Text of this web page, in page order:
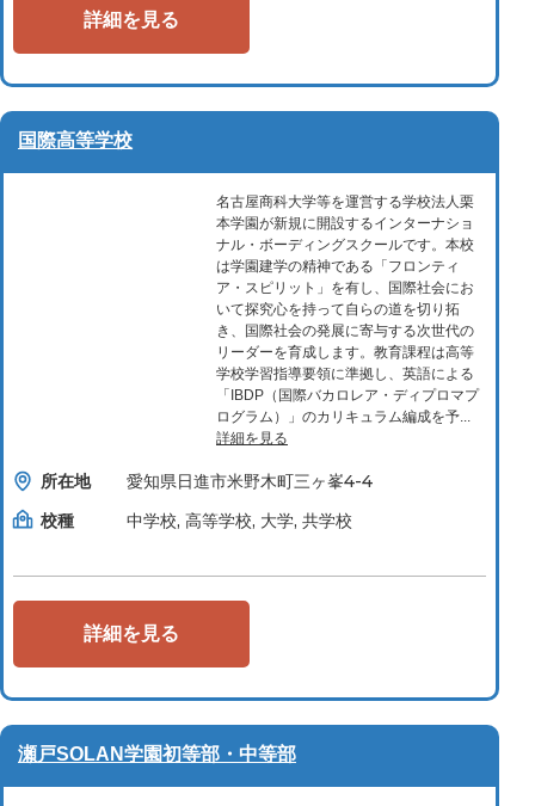
詳細を見る
国際高等学校
名古屋商科大学等を運営する学校法人栗
本学園が新規に開設するインターナショ
ナル・ボーディングスクールです。本校
は学園建学の精神である「フロンティ
ア・スピリット」を有し、国際社会にお
いて探究心を持って自らの道を切り拓
き、国際社会の発展に寄与する次世代の
リーダーを育成します。教育課程は高等
学校学習指導要領に準拠し、英語による
「IBDP（国際バカロレア・ディプロマプ
ログラム）」のカリキュラム編成を予...
詳細を見る
所在地
愛知県日進市米野木町三ヶ峯4-4
校種
中学校, 高等学校, 大学, 共学校
詳細を見る
瀬戸SOLAN学園初等部・中等部